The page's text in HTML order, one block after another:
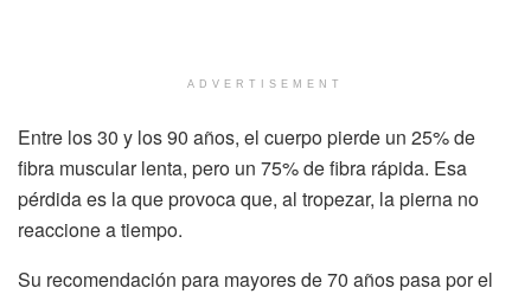
ADVERTISEMENT
Entre los 30 y los 90 años, el cuerpo pierde un 25% de
fibra muscular lenta, pero un 75% de fibra rápida. Esa
pérdida es la que provoca que, al tropezar, la pierna no
reaccione a tiempo.
Su recomendación para mayores de 70 años pasa por el